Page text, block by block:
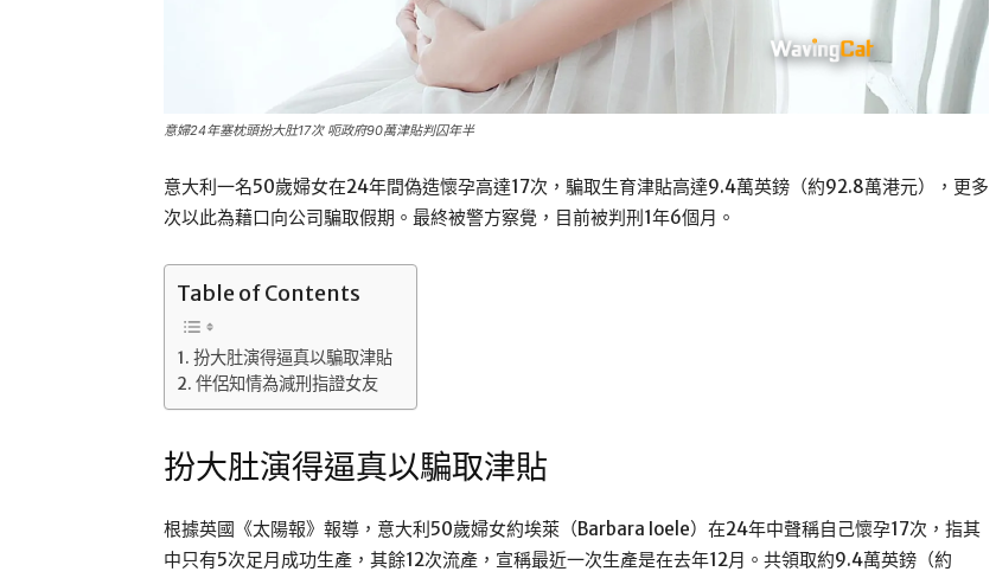
意婦24年塞枕頭扮大肚17次 呃政府90萬津貼判囚年半
意大利一名50歲婦女在24年間偽造懷孕高達17次，騙取生育津貼高達9.4萬英鎊（約92.8萬港元），更多
次以此為藉口向公司騙取假期。最終被警方察覺，目前被判刑1年6個月。
Table of Contents
扮大肚演得逼真以騙取津貼
伴侶知情為減刑指證女友
扮大肚演得逼真以騙取津貼
根據英國《太陽報》報導，意大利50歲婦女約埃萊（Barbara Ioele）在24年中聲稱自己懷孕17次，指其
中只有5次足月成功生產，其餘12次流產，宣稱最近一次生產是在去年12月。共領取約9.4萬英鎊（約